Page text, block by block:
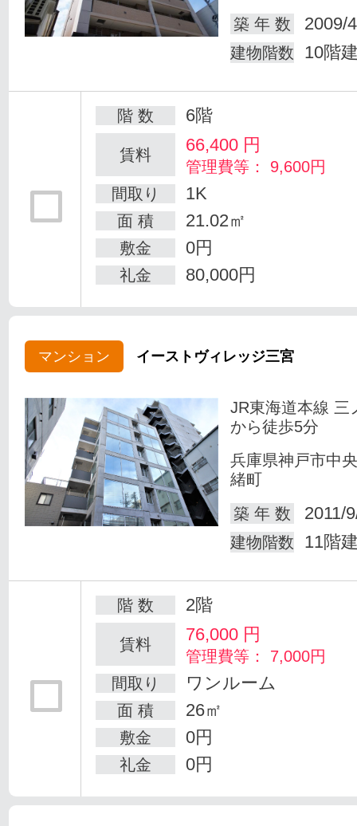
築 年 数
2009/
建物階数 10階
階 数 6階
賃料 66,400 円
管理費等： 9,600円
間取り
1K
面 積 21.02㎡
敷金 0円
礼金 80,000円
マンション イーストヴィレッジ三宮
JR東海道本線 三
から徒歩5分
兵庫県神戸市中
緒町
築 年 数
2011/
建物階数 11階
階 数 2階
賃料 76,000 円
管理費等： 7,000円
間取り
ワンルーム
面 積 26㎡
敷金 0円
礼金 0円